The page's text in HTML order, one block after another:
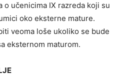
o učenicima IX razreda koji su
oko eksterne mature.
veoma loše ukoliko se bude
eksternom maturom.